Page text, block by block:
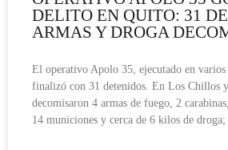
DELITO EN QUITO: 31
ARMAS Y DROGA
El operativo Apolo 35, ejecutado en varios
finalizó con 31 detenidos. En Los Chillos
decomisaron 4 armas de fuego, 2
14 municiones y cerca de 6 kilos de droga;